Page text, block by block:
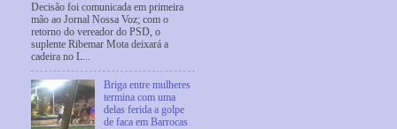
Decisão foi comunicada em primeira
mão ao Jornal Nossa Voz; com o
retorno do vereador do PSD, o
suplente Ribemar Mota deixará a
cadeira no L...
Briga entre mulheres
termina com uma
delas ferida a golpe
de faca em Barrocas